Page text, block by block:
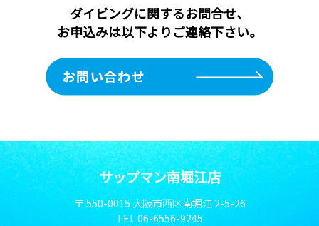
ダイビングに関するお問合せ、
お申込みは以下よりご連絡下さい。
サップマン南堀江店
〒 550-0015 大阪市西区南堀江 2-5-26
TEL06-6556-9245